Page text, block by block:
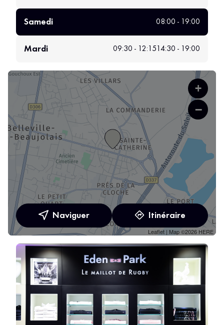
Samedi 08:00 - 19:00
Mardi 09:30 - 12:1514:30 - 19:00
+
−
Leaflet | Map ©2026 HERE
Naviguer Itinéraire